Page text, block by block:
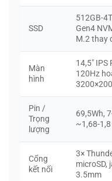
SSD
512GB-
Gen4
M.2 thay
Màn
hình
14,5″ IPS
120Hz
Pin /
Trọng
lượng
69,5Wh,
~1,68-1,8
Cổng
kết nối
3×
microSD,
3.5mm